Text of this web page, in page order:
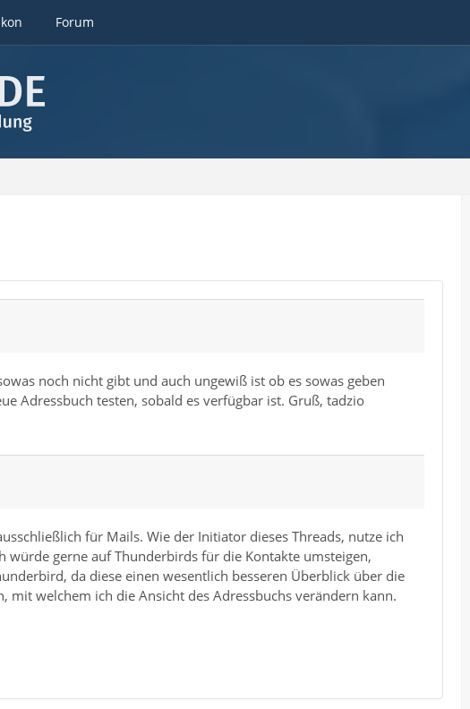
Forum
noch nicht gibt und auch ungewiß ist ob es sowas geben
Adressbuch testen, sobald es verfügbar ist. Gruß, tadzio
für Mails. Wie der Initiator dieses Threads, nutze ich
gerne auf Thunderbirds für die Kontakte umsteigen,
da diese einen wesentlich besseren Überblick über die
welchem ich die Ansicht des Adressbuchs verändern kann.